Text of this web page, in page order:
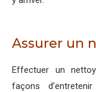
Assurer un
Effectuer un
façons